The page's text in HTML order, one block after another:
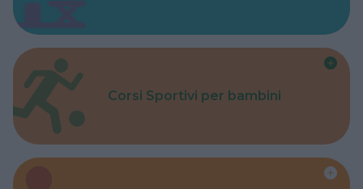
Corsi Sportivi per bambini